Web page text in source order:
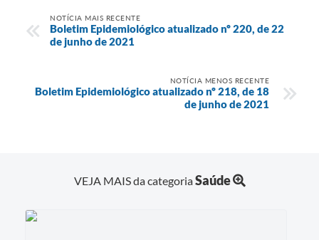
NOTÍCIA MAIS RECENTE
Boletim Epidemiológico atualizado nº 220, de 22
de junho de 2021
NOTÍCIA MENOS RECENTE
Boletim Epidemiológico atualizado nº 218, de 18
de junho de 2021
VEJA MAIS da categoriaSaúde